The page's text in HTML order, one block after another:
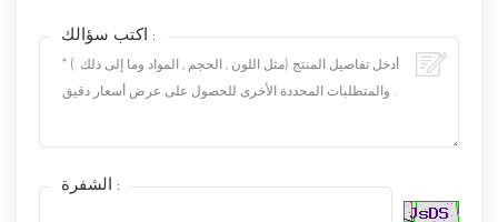
اكتب سؤالك :
الشفرة :